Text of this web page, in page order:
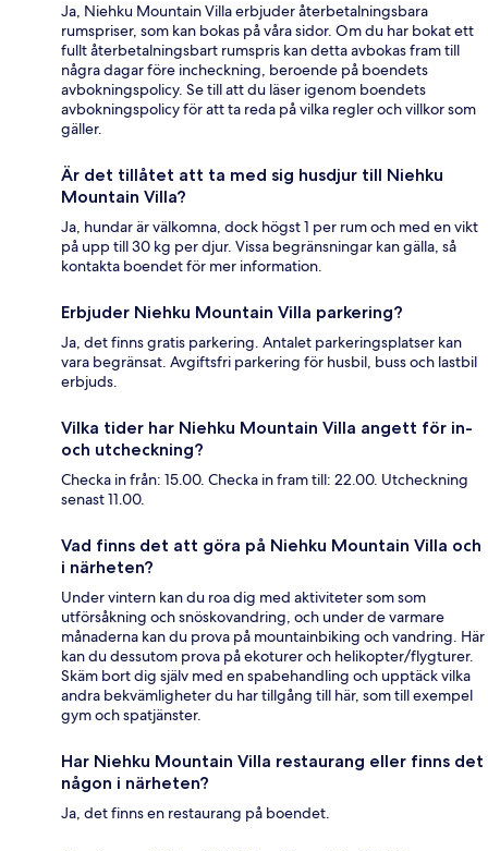
Ja, Niehku Mountain Villa erbjuder återbetalningsbara
rumspriser, som kan bokas på våra sidor. Om du har bokat ett
fullt återbetalningsbart rumspris kan detta avbokas fram till
några dagar före incheckning, beroende på boendets
avbokningspolicy. Se till att du läser igenom boendets
avbokningspolicy för att ta reda på vilka regler och villkor som
gäller.
Är det tillåtet att ta med sig husdjur till Niehku
Mountain Villa?
Ja, hundar är välkomna, dock högst 1 per rum och med en vikt
på upp till 30 kg per djur. Vissa begränsningar kan gälla, så
kontakta boendet för mer information.
Erbjuder Niehku Mountain Villa parkering?
Ja, det finns gratis parkering. Antalet parkeringsplatser kan
vara begränsat. Avgiftsfri parkering för husbil, buss och lastbil
erbjuds.
Vilka tider har Niehku Mountain Villa angett för in-
och utcheckning?
Checka in från: 15.00. Checka in fram till: 22.00. Utcheckning
senast 11.00.
Vad finns det att göra på Niehku Mountain Villa och
i närheten?
Under vintern kan du roa dig med aktiviteter som som
utförsåkning och snöskovandring, och under de varmare
månaderna kan du prova på mountainbiking och vandring. Här
kan du dessutom prova på ekoturer och helikopter/flygturer.
Skäm bort dig själv med en spabehandling och upptäck vilka
andra bekvämligheter du har tillgång till här, som till exempel
gym och spatjänster.
Har Niehku Mountain Villa restaurang eller finns det
någon i närheten?
Ja, det finns en restaurang på boendet.